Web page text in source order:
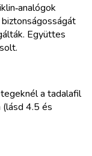
Együttes
a tadalafil
4.5 és